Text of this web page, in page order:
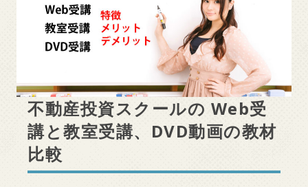
不動産投資スクールの Web受
講と教室受講、DVD動画の教材
比較